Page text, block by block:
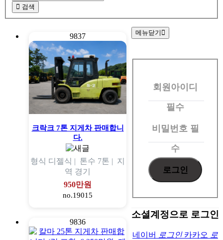
검색
9837
크락크 7톤 지게차 판매합니
다.
형식 디젤식 | 톤수 7톤 | 지
역 경기
950만원
no.19015
9836
메뉴닫기
회
회원아이디
필수
비밀번호 필
수
소셜계정으로 로그인
네이버 로그인 카카오 로